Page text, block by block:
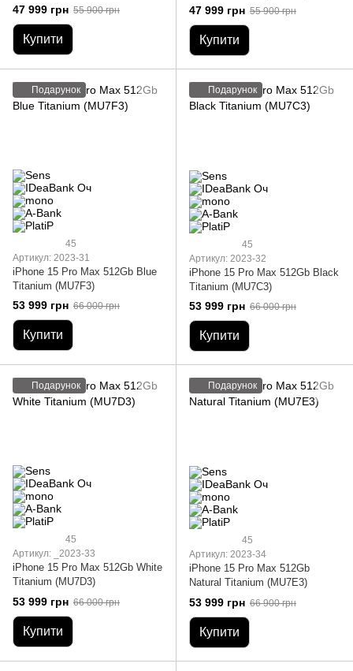
47 999 грн 55 900 грн
Купити
47 999 грн 55 900 грн
Купити
Подарунок
45
Артикул: 2023-31
iPhone 15 Pro Max 512Gb Blue
Titanium (MU7F3)
53 999 грн 66 000 грн
Купити
Подарунок
45
Артикул: 2023-32
iPhone 15 Pro Max 512Gb Black
Titanium (MU7C3)
53 999 грн 66 000 грн
Купити
Подарунок
45
Артикул: _2023-33
iPhone 15 Pro Max 512Gb White
Titanium (MU7D3)
53 999 грн 66 000 грн
Купити
Подарунок
45
Артикул: 2023-34
iPhone 15 Pro Max 512Gb
Natural Titanium (MU7E3)
53 999 грн 66 900 грн
Купити